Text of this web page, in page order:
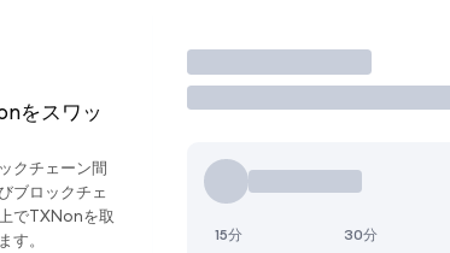
をスワッ
クチェーン間
ブロックチェ
でTXNonを取
す。
取引
15分 30分